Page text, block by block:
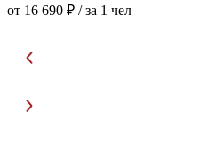
от 16 690 ₽ / за 1 чел